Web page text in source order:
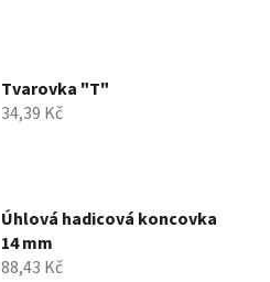
Tvarovka "T"
34,39 Kč
Úhlová hadicová koncovka
14 mm
88,43 Kč